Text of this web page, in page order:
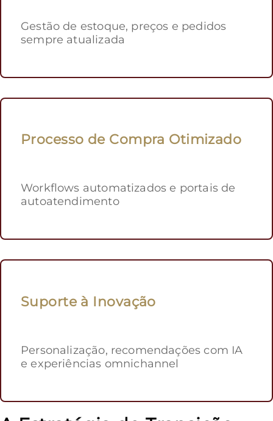
Gestão de estoque, preços e pedidos
sempre atualizada
Processo de Compra Otimizado
Workflows automatizados e portais de
autoatendimento
Suporte à Inovação
Personalização, recomendações com IA
e experiências omnichannel